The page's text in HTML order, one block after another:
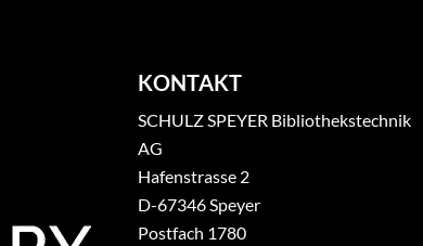
KONTAKT
SCHULZ SPEYER Bibliothekstechnik
AG
Hafenstrasse 2
​D-67346 Speyer
Postfach 1780